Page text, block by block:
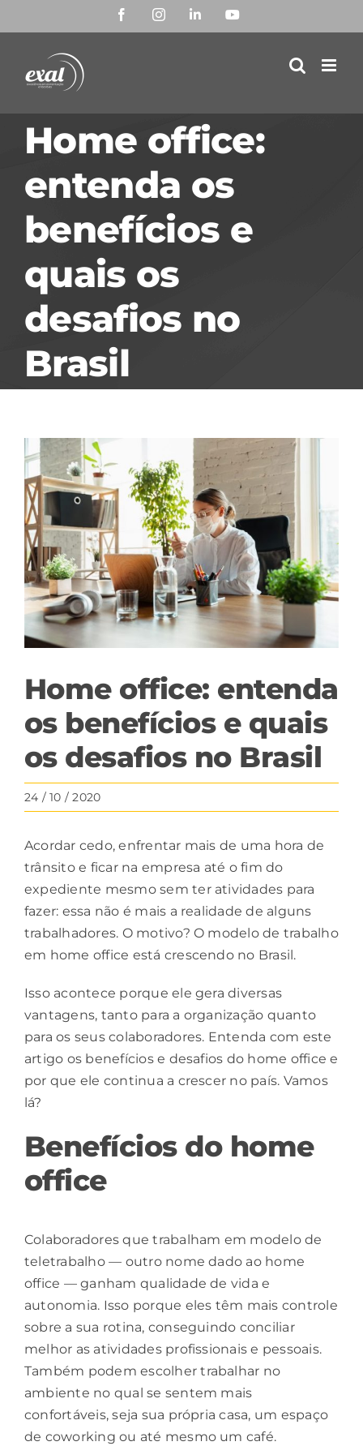
para
conteúdo
FacebookInstagramLinkedIn
Home office:
entenda os
benefícios e
quais os
desafios no
Brasil
View
Larger
Image
Home office: entenda
os benefícios e quais
os desafios no Brasil
24 / 10 / 2020
Acordar cedo, enfrentar mais de uma hora de
trânsito e ficar na empresa até o fim do
expediente mesmo sem ter atividades para
fazer: essa não é mais a realidade de alguns
trabalhadores. O motivo? O modelo de trabalho
em home office está crescendo no Brasil.
Isso acontece porque ele gera diversas
vantagens, tanto para a organização quanto
para os seus colaboradores. Entenda com este
artigo os benefícios e desafios do home office e
por que ele continua a crescer no país. Vamos
lá?
Benefícios do home
office
Colaboradores que trabalham em modelo de
teletrabalho — outro nome dado ao home
office — ganham qualidade de vida e
autonomia. Isso porque eles têm mais controle
sobre a sua rotina, conseguindo conciliar
melhor as atividades profissionais e pessoais.
Também podem escolher trabalhar no
ambiente no qual se sentem mais
confortáveis, seja sua própria casa, um espaço
de coworking ou até mesmo um café.